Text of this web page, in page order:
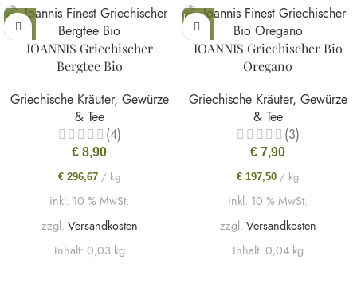
IOANNIS Griechischer
Bergtee Bio
Griechische Kräuter, Gewürze
& Tee
(4)
€ 8,90
€ 296,67 / kg
inkl. 10 % MwSt.
zzgl. Versandkosten
Inhalt: 0,03 kg
IOANNIS Griechischer Bio
Oregano
Griechische Kräuter, Gewürze
& Tee
(3)
€ 7,90
€ 197,50 / kg
inkl. 10 % MwSt.
zzgl. Versandkosten
Inhalt: 0,04 kg